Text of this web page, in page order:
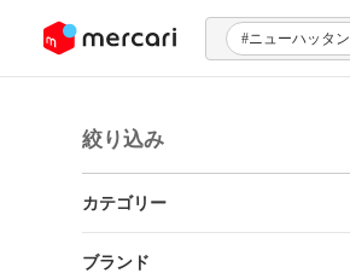
ツにスキップ #ニューハッタン
絞り込み
カテゴリー
ブランド